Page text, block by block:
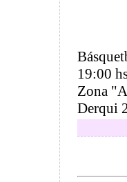
19:00
Zona
Derqui